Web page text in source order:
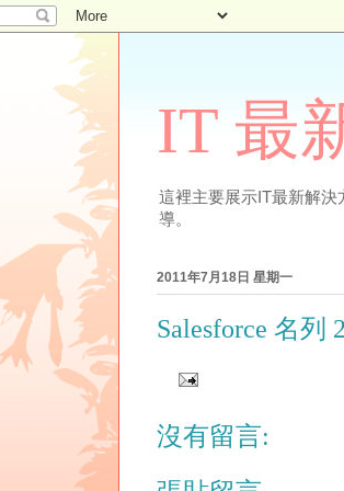
IT 最
這裡主要展示IT最新解決
導。
2011年7月18日 星期一
Salesforce 名列
沒有留言: